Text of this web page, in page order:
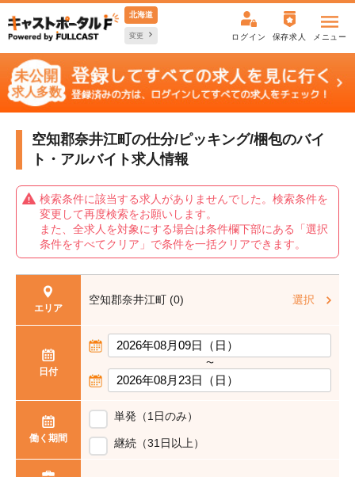
北海道
変更 ログイン 保存求人 メニュー
空知郡奈井江町の仕分/ピッキング/梱包のバイ
ト・アルバイト求人情報
検索条件に該当する求人がありませんでした。検索条件を
変更して再度検索をお願いします。
また、全求人を対象にする場合は条件欄下部にある「選択
条件をすべてクリア」で条件を一括クリアできます。
エリア
空知郡奈井江町 (0) 選択
日付
〜
働く期間
単発（1日のみ）
継続（31日以上）